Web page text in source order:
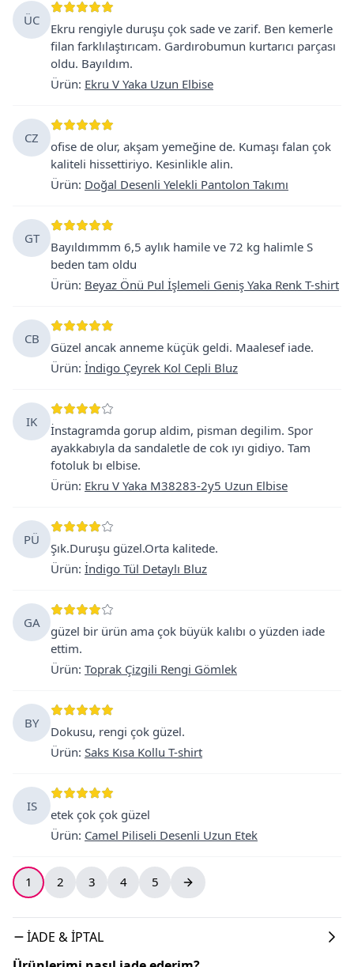
ÜC
Ekru rengiyle duruşu çok sade ve zarif. Ben kemerle
filan farklılaştırıcam. Gardırobumun kurtarıcı parçası
oldu. Bayıldım.
Ürün: Ekru V Yaka Uzun Elbise
CZ
ofise de olur, akşam yemeğine de. Kumaşı falan çok
kaliteli hissettiriyo. Kesinlikle alin.
Ürün: Doğal Desenli Yelekli Pantolon Takımı
GT
Bayıldımmm 6,5 aylık hamile ve 72 kg halimle S
beden tam oldu
Ürün: Beyaz Önü Pul İşlemeli Geniş Yaka Renk T-shirt
CB
Güzel ancak anneme küçük geldi. Maalesef iade.
Ürün: İndigo Çeyrek Kol Cepli Bluz
IK
İnstagramda gorup aldim, pisman degilim. Spor
ayakkabıyla da sandaletle de cok ıyı gidiyo. Tam
fotoluk bı elbise.
Ürün: Ekru V Yaka M38283-2y5 Uzun Elbise
PÜ
Şık.Duruşu güzel.Orta kalitede.
Ürün: İndigo Tül Detaylı Bluz
GA
güzel bir ürün ama çok büyük kalıbı o yüzden iade
ettim.
Ürün: Toprak Çizgili Rengi Gömlek
BY
Dokusu, rengi çok güzel.
Ürün: Saks Kısa Kollu T-shirt
IS
etek çok çok güzel
Ürün: Camel Piliseli Desenli Uzun Etek
1 2 3 4 5
İADE & İPTAL